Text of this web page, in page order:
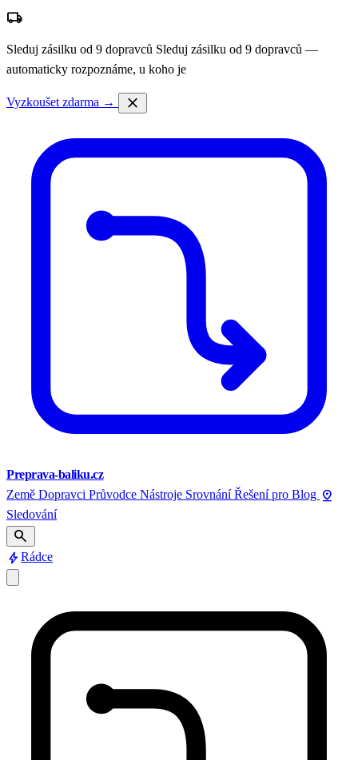
local_shipping
Sleduj zásilku od 9 dopravců Sleduj zásilku od 9 dopravců —
automaticky rozpoznáme, u koho je
Vyzkoušet zdarma → close
Preprava-baliku.cz
Země Dopravci Průvodce Nástroje Srovnání Řešení pro Blog pin_drop
Sledování
search
boltRádce